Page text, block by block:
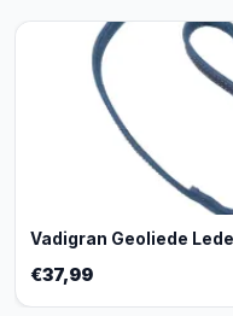
Vadigran Geoliede
€37,99